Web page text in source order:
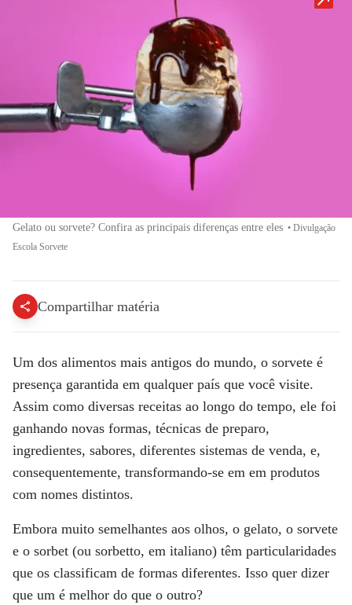
Gelato ou sorvete? Confira as principais diferenças entre eles • Divulgação
Escola Sorvete
Compartilhar matéria
Um dos alimentos mais antigos do mundo, o sorvete é
presença garantida em qualquer país que você visite.
Assim como diversas receitas ao longo do tempo, ele foi
ganhando novas formas, técnicas de preparo,
ingredientes, sabores, diferentes sistemas de venda, e,
consequentemente, transformando-se em em produtos
com nomes distintos.
Embora muito semelhantes aos olhos, o gelato, o sorvete
e o sorbet (ou sorbetto, em italiano) têm particularidades
que os classificam de formas diferentes. Isso quer dizer
que um é melhor do que o outro?